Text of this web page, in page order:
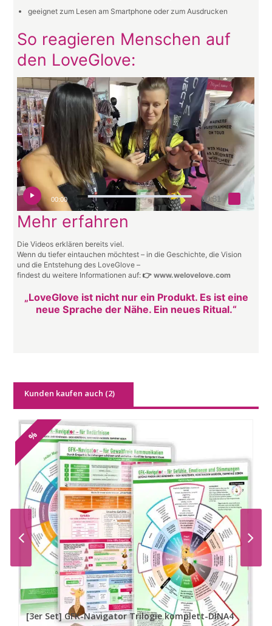
geeignet zum Lesen am Smartphone oder zum Ausdrucken
So reagieren Menschen auf
den LoveGlove:
00:00 00:31
Mehr erfahren
Die Videos erklären bereits viel.
Wenn du tiefer eintauchen möchtest – in die Geschichte, die Vision
und die Entstehung des LoveGlove –
findest du weitere Informationen auf:👉www.welovelove.com
„LoveGlove ist nicht nur ein Produkt. Es ist eine
neue Sprache der Nähe. Ein neues Ritual.“
Kunden kaufen auch (2)
%
[3er Set] GFK-Navigator Trilogie komplett-DINA4